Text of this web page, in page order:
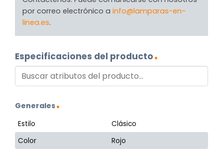
por correo electrónico a info@lamparas-en-
linea.es.
Especificaciones del producto
Generales
Estilo
Clásico
Color
Rojo